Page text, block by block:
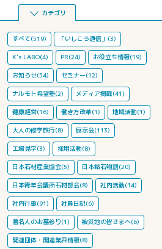
カテゴリ
すべて(519) 「いしころ通信」(3)
K's LABO(4) PR(24) お役立ち情報(19)
お知らせ(54) セミナー(12)
ナルモト希望塾(2) メディア掲載(41)
健康経営(16) 働き方改革(1) 地域活動(1)
大人の修学旅行(8) 展示会(113)
工場見学(3) 採用活動(8)
日本石材産業協会(5) 日本銘石物語(20)
日本青年会議所石材部会(8) 社内活動(14)
社内行事(91) 社員日記(6)
著名人のお墓参り(1) 被災地の皆さまへ(6)
関連団体・関連業界情報(8)